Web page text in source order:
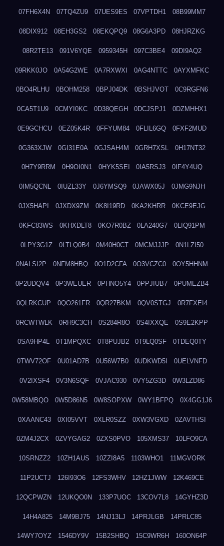
07FH6X4N 07TQ4ZU9 07UES9ES 07VPTDH1 08B99MM7
08DIX912 08EH3GS2 08EKQPQ9 08G6A3PD 08HJRZKG
08R2TE13 091V6YQE 0959345H 097C3BE4 09DI9AQ2
09RKK0JO 0A54G2WE 0A7RXWXI 0AG4NTTC 0AYXMFKC
0BO4RLHU 0BOHM258 0BPJ04DK 0BSHJVOT 0C9RGFN6
0CA5T1U9 0CMYI0KC 0D38QEGH 0DCJSPJ1 0DZMHHX1
0E9GCHCU 0EZ05K4R 0FFYUM84 0FLIL6GQ 0FXF2MUD
0G363XJW 0GI31E0A 0GJSAH4M 0GRH7XSL 0H17NT32
0H7Y9RRM 0H9OI0N1 0HYK5SEI 0IA5RSJ3 0IF4Y4UQ
0IM5QCNL 0IUZL33Y 0J6YMSQ9 0JAWX05J 0JMG9NJH
0JX5HAPI 0JXDX9ZM 0K8I19RD 0KA2KHRR 0KCE9EJG
0KFC83WS 0KHXDLT8 0KO7R0BZ 0LA240G7 0LIQ91PM
0LPY3G1Z 0LTLQ0B4 0M40H0CT 0MCMJJJP 0N1LZI50
0NALSI2P 0NFM8HBQ 0O1D2CFA 0O3VCZC0 0OY5HHNM
0P2UDQV4 0P3WEUER 0PHNO5Y4 0PPJIUB7 0PUMEZB4
0QLRKCUP 0QO261FR 0QR27BKM 0QV0STGJ 0R7FXEI4
0RCWTWLK 0RH9C3CH 0S284R8O 0S4IXXQE 0S9E2KPP
0SA9HP4L 0T1MPQXC 0T8PUJB2 0T9LQ0SF 0TDEQ0TY
0TWV72OF 0U01AD7B 0U56W7B0 0UDKWD5I 0UELVNFD
0V2IXSF4 0V3N6SQF 0VJAC930 0VY5ZG3D 0W3LZD86
0W58MBQO 0W5D86N5 0W8SOPXW 0WY1BFPQ 0X4GG1J6
0XAANC43 0XI05VVT 0XLR0SZZ 0XW3VGXD 0ZAVTHSI
0ZM4J2CX 0ZVYGAG2 0ZXS0PVO 105XMS37 10LFO9CA
10SRNZZ2 10ZH1AUS 10ZZI8A5 1103WHO1 11MGVORK
11P2UCTJ 126I93O6 12FS3WHV 12HZ1JWW 12K469CE
12QCPWZN 12UKQO0N 133P7UOC 13COV7L8 14GYHZ3D
14H4A825 14M9BJ75 14NJ13LJ 14PRJLGB 14PRLC85
14WY7OYZ 1546DY9V 15B2SHBQ 15C9WR6H 160ON64P